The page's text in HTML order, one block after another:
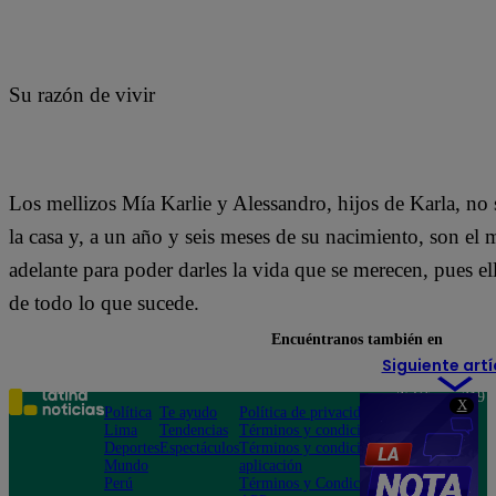
X
Su razón de vivir
Los mellizos Mía Karlie y Alessandro, hijos de Karla, no
la casa y, a un año y seis meses de su nacimiento, son el
adelante para poder darles la vida que se merecen, pues
de todo lo que sucede.
Siguiente
Encuéntranos también en
Política
Lima
Deportes
Mundo
Perú
Te ayudo
Tendencias
Espectáculos
Política de privacidad
Términos y condiciones
Términos y condiciones
aplicación
Términos y Condiciones
Teléfono: 219
Av. San
Felipe 968
Jesús María